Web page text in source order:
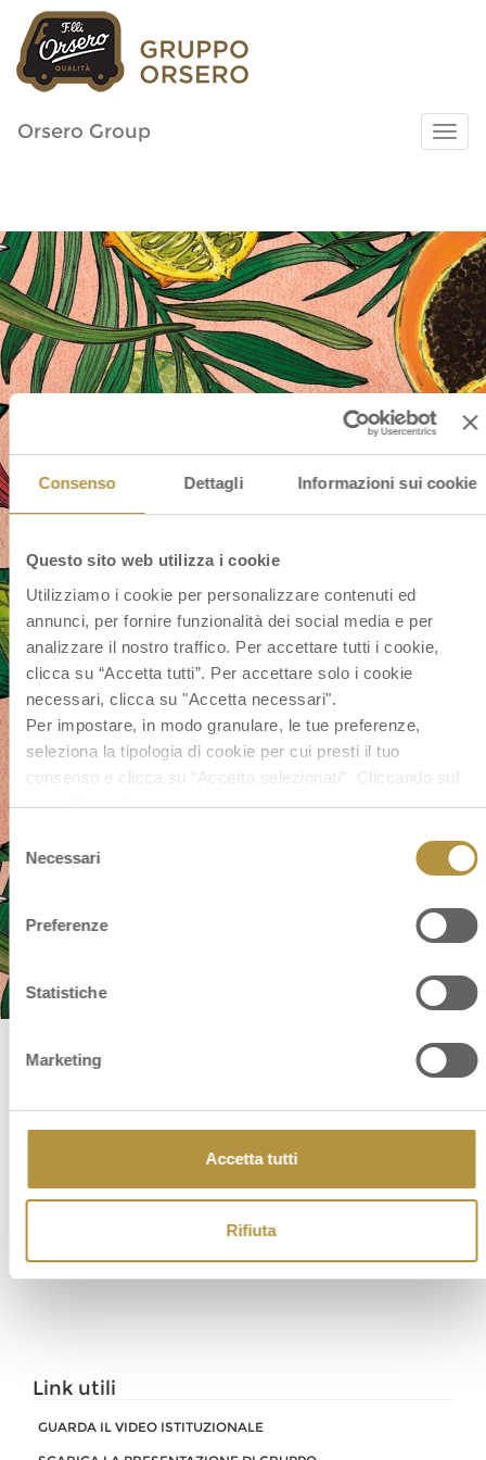
Consenso Dettagli Informazioni sui cookie
Questo sito web utilizza i cookie
Utilizziamo i cookie per personalizzare contenuti ed
annunci, per fornire funzionalità dei social media e per
analizzare il nostro traffico. Per accettare tutti i cookie,
clicca su “Accetta tutti”. Per accettare solo i cookie
necessari, clicca su "Accetta necessari".
Per impostare, in modo granulare, le tue preferenze,
seleziona la tipologia di cookie per cui presti il tuo
consenso e clicca su “Accetta selezionati”. Cliccando sul
tasto “Rifiuta” chiudi il pannello per continuare senza
Se vuoi saperne di più clicca
per accedere alla cookie
del
consenso
Necessari
Preferenze
Statistiche
Marketing
Accetta tutti
Rifiuta
Orsero Group
COMUNICATO STAMPA
PARIBAS
Link utili
GUARDA IL VIDEO ISTITUZIONALE